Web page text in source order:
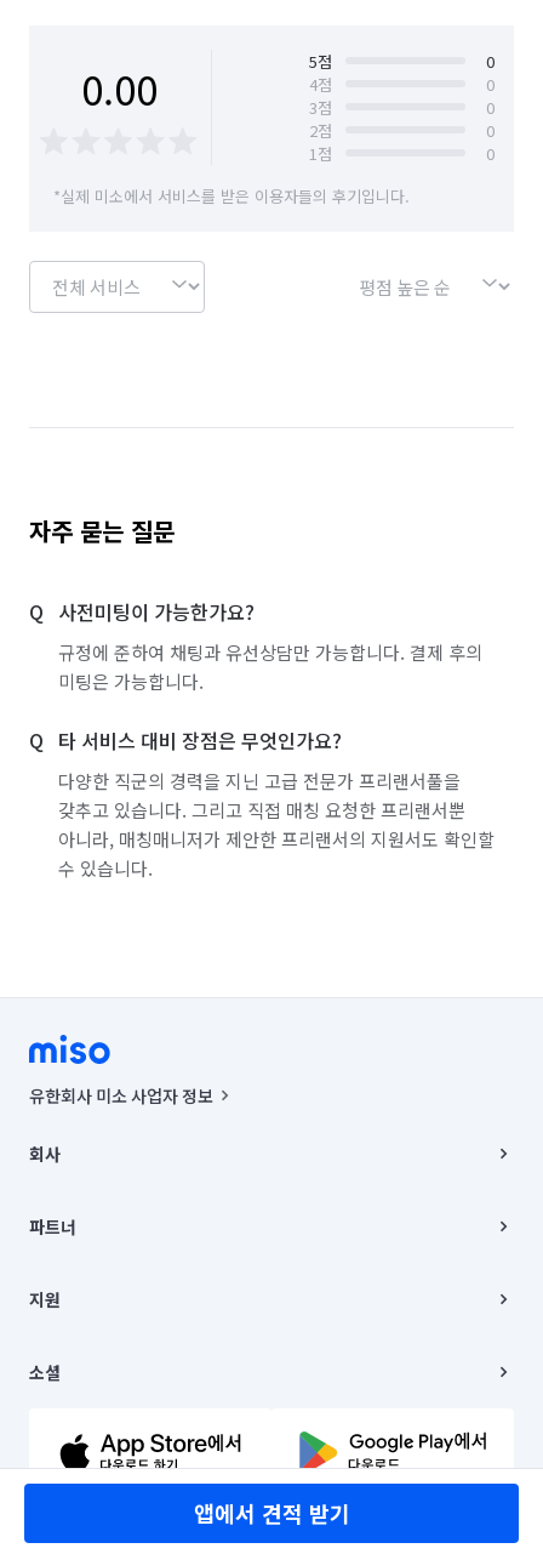
0.00 5점
0
4점
0
3점
0
2점
0
1점
0
*실제 미소에서 서비스를 받은 이용자들의 후기입니다.
자주 묻는 질문
사전미팅이 가능한가요?
규정에 준하여 채팅과 유선상담만 가능합니다. 결제 후의
미팅은 가능합니다.
타 서비스 대비 장점은 무엇인가요?
다양한 직군의 경력을 지닌 고급 전문가 프리랜서풀을
갖추고 있습니다. 그리고 직접 매칭 요청한 프리랜서뿐
아니라, 매칭매니저가 제안한 프리랜서의 지원서도 확인할
수 있습니다.
앱에서 견적 받기
유한회사 미소 사업자 정보
00019 |
주소 | 본사: 서울특별시 종로구 율곡로 6(중학동, 트윈트리빌딩) B동 5층
컨택센터 : 서울특별시 종로구 수송동 율곡로 24, 7층, 8층 미소
상품, 상품정보, 거래에 관한 의무와 책임은 거래당사자에게 있습니다.
언론 보도 관련 문의:
© 유한회사 미소. Miso, Inc. All Rights Reserved.
회사
채용
파트너
이사
지원
이용약관
문의하기
소셜
유튜브